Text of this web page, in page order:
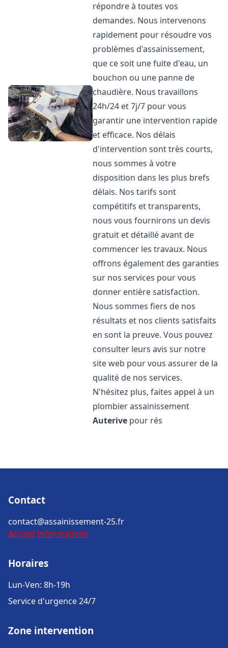
répondre à toutes vos
demandes. Nous intervenons
rapidement pour résoudre vos
problèmes d'assainissement,
que ce soit une fuite d'eau, un
bouchon ou une panne de
chaudière. Nous travaillons
24h/24 et 7j/7 pour vous
garantir une intervention rapide
et efficace. Nos délais
d'intervention sont très courts,
nous sommes à votre
disposition dans les plus brefs
délais. Nos tarifs sont
compétitifs et transparents,
nous vous fournirons un devis
gratuit et détaillé avant de
commencer les travaux. Nous
offrons également des garanties
sur nos services pour vous
donner entière satisfaction.
Nous sommes fiers de nos
résultats et nos clients satisfaits
en sont la preuve. Vous pouvez
consulter leurs avis sur notre
site web pour vous assurer de la
qualité de nos services.
N'hésitez plus, faites appel à un
plombier assainissement
Auterive pour rés
Contact
contact@assainissement-25.fr
Accueil Informations
Horaires
Lun-Ven: 8h-19h
Service d'urgence 24/7
Zone intervention